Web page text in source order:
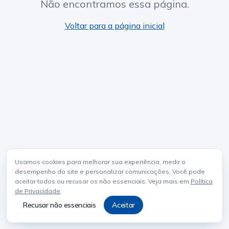
Usamos cookies para melhorar sua experiência, medir o
desempenho do site e personalizar comunicações. Você pode
aceitar todos ou recusar os não essenciais. Veja mais em Política
de Privacidade.
Recusar não essenciais Aceitar
Não encontramos essa página.
Voltar para a página inicial